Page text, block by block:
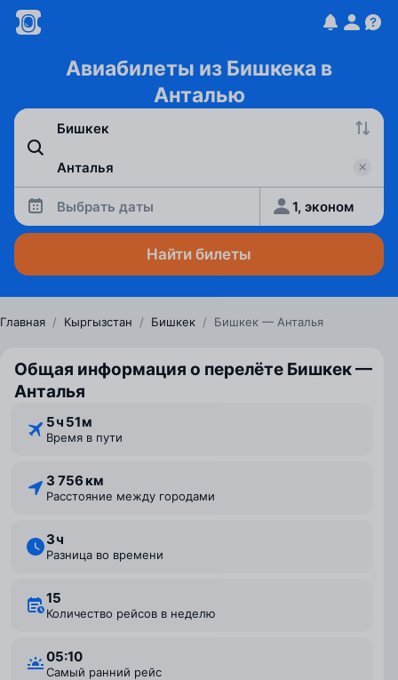
Авиабилеты из Бишкека в
Анталью
Выбрать даты 1, эконом
Найти билеты
Главная / Кыргызстан / Бишкек / Бишкек — Анталья
Общая информация о перелёте Бишкек —
Анталья
5 ⁠ч 51 ⁠м
Время в пути
3 756 км
Расстояние между городами
3 ⁠ч
Разница во времени
15
Количество рейсов в неделю
05:10
Самый ранний рейс